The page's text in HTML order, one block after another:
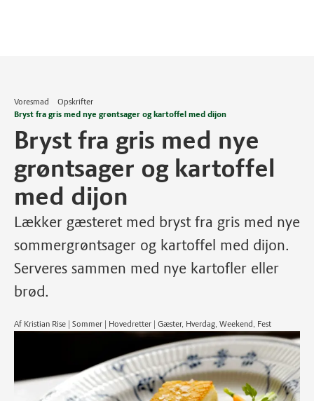
Voresmad
Opskrifter
Bryst fra gris med nye grøntsager og kartoffel med dijon
Bryst fra gris med nye
grøntsager og kartoffel
med dijon
Lækker gæsteret med bryst fra gris med nye
sommergrøntsager og kartoffel med dijon.
Serveres sammen med nye kartofler eller
brød.
Af Kristian Rise | Sommer | Hovedretter | Gæster, Hverdag, Weekend, Fest